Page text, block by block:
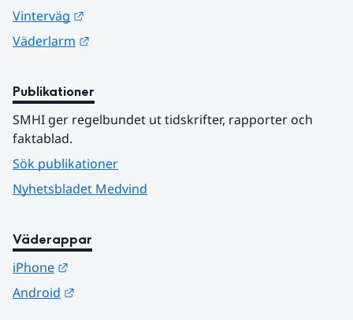
Vinterväg
Väderlarm
Publikationer
SMHI ger regelbundet ut tidskrifter, rapporter och
faktablad.
Sök publikationer
Nyhetsbladet Medvind
Väderappar
iPhone
Android